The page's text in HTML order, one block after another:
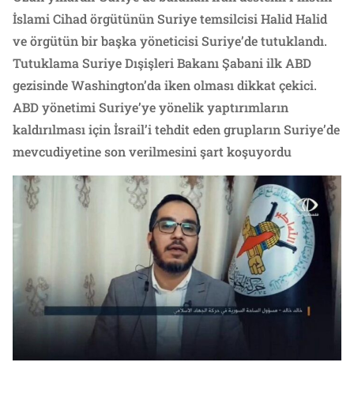
İslami Cihad örgütünün Suriye temsilcisi Halid Halid
ve örgütün bir başka yöneticisi Suriye’de tutuklandı.
Tutuklama Suriye Dışişleri Bakanı Şabani ilk ABD
gezisinde Washington’da iken olması dikkat çekici.
ABD yönetimi Suriye’ye yönelik yaptırımların
kaldırılması için İsrail’i tehdit eden grupların Suriye’de
mevcudiyetine son verilmesini şart koşuyordu